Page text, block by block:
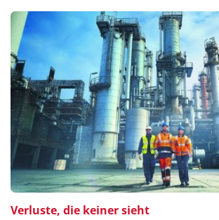
Verluste, die keiner sieht